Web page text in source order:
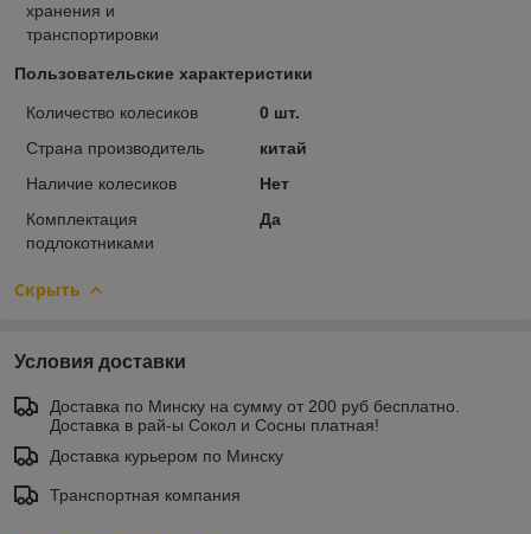
хранения и
транспортировки
Пользовательские характеристики
Количество колесиков
0 шт.
Страна производитель
китай
Наличие колесиков
Нет
Комплектация
подлокотниками
Да
Скрыть
Условия доставки
Доставка по Минску на сумму от 200 руб бесплатно.
Доставка в рай-ы Сокол и Сосны платная!
Доставка курьером по Минску
Транспортная компания